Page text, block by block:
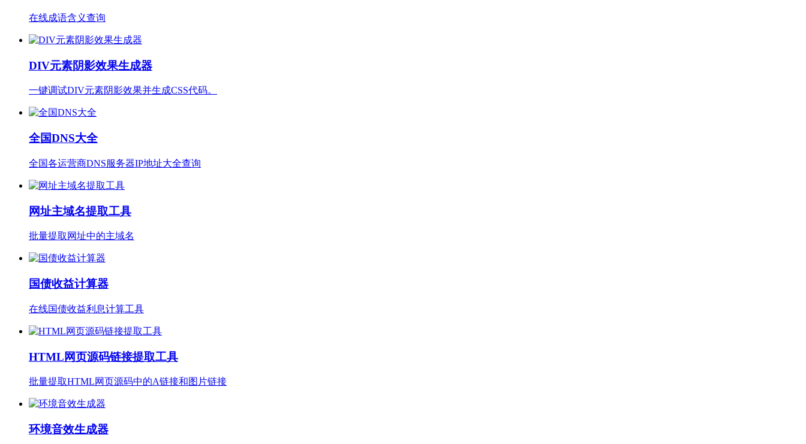
在线成语含义查询
DIV元素阴影效果生成器
一键调试DIV元素阴影效果并生成CSS代码。
全国DNS大全
全国各运营商DNS服务器IP地址大全查询
网址主域名提取工具
批量提取网址中的主域名
国债收益计算器
在线国债收益利息计算工具
HTML网页源码链接提取工具
批量提取HTML网页源码中的A链接和图片链接
环境音效生成器